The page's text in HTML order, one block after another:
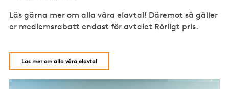
Läs gärna mer om alla våra elavtal! Däremot så gäller
er medlemsrabatt endast för avtalet Rörligt pris.
Läs mer om alla våra elavtal